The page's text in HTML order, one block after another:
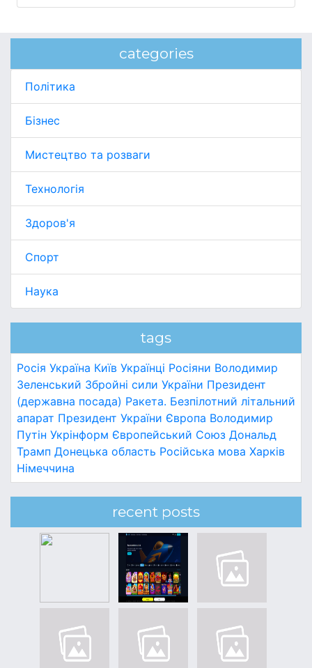
categories
Політика
Бізнес
Мистецтво та розваги
Технологія
Здоров'я
Спорт
Наука
tags
Росія Україна Київ Українці Росіяни Володимир
Зеленський Збройні сили України Президент
(державна посада) Ракета. Безпілотний літальний
апарат Президент України Європа Володимир
Путін Укрінформ Європейський Союз Дональд
Трамп Донецька область Російська мова Харків
Німеччина
recent posts